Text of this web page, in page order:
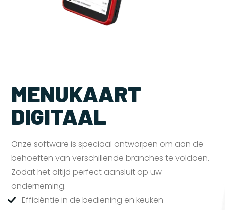
MENUKAART
DIGITAAL
Onze software is speciaal ontworpen om aan de
behoeften van verschillende branches te voldoen.
Zodat het altijd perfect aansluit op uw
onderneming.
Efficiëntie in de bediening en keuken